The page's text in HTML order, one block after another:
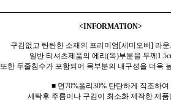
<INFORMATION>
구김없고 탄탄한 소재의 프리미엄[세미오버] 라
일반 티셔츠제품의 에리(목)부분을 두께
또한 두줄침수가 포함되어 목부분의 내구성을 더욱
■ 면70%폴리30% 탄탄하게 직조하여
세탁후 주름이나 구김이 최소화 제작한 제품